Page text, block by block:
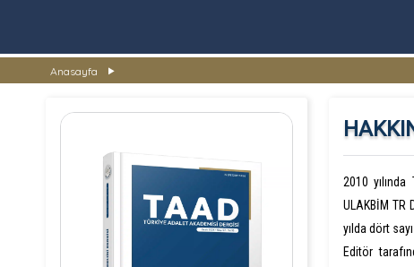
Anasayfa
2010
ULAKBİM TR
yılda dört
Editör